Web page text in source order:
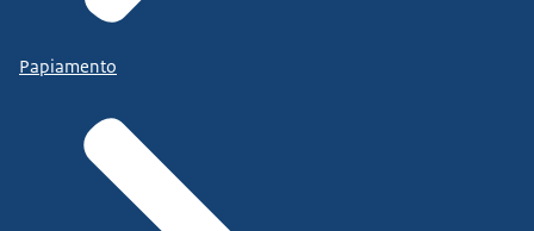
Papiamento